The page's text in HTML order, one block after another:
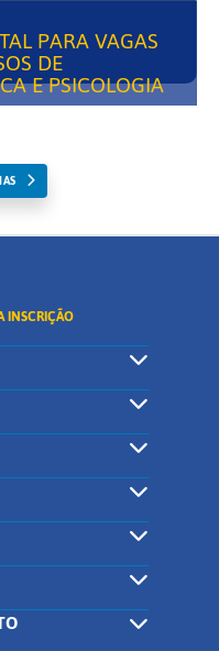
PARA VAGAS
DE
E PSICOLOGIA
INSCRIÇÃO